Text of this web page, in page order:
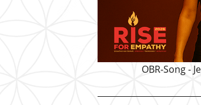
OBR-Song -